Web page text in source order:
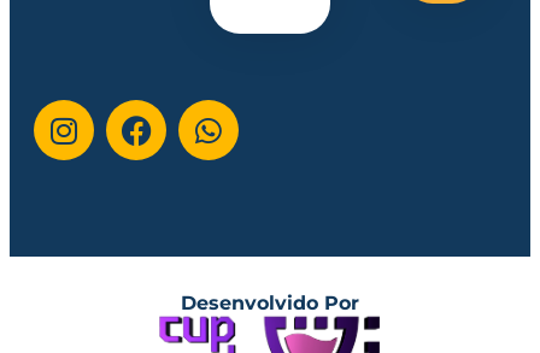
Desenvolvido Por